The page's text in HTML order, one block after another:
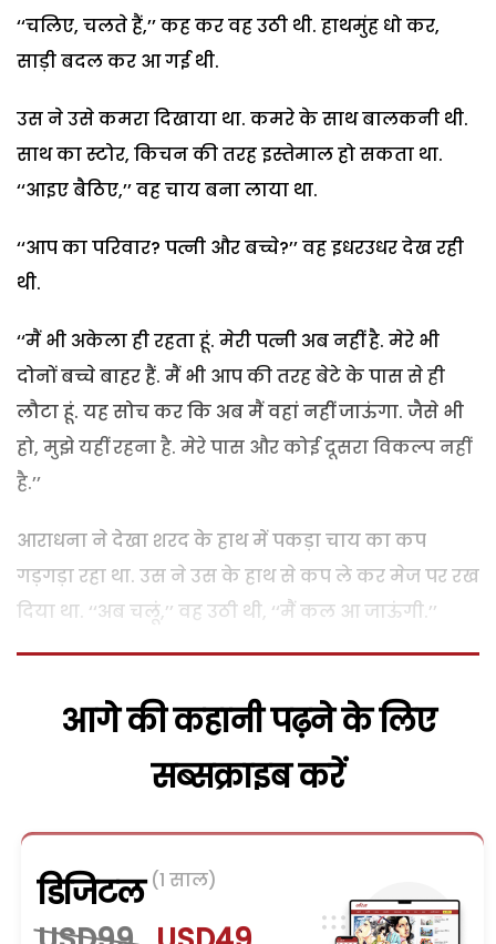
‘‘चलिए, चलते हैं,’’ कह कर वह उठी थी. हाथमुंह धो कर,
साड़ी बदल कर आ गई थी.
उस ने उसे कमरा दिखाया था. कमरे के साथ बालकनी थी.
साथ का स्टोर, किचन की तरह इस्तेमाल हो सकता था.
‘‘आइए बैठिए,’’ वह चाय बना लाया था.
‘‘आप का परिवार? पत्नी और बच्चे?’’ वह इधरउधर देख रही
थी.
‘‘मैं भी अकेला ही रहता हूं. मेरी पत्नी अब नहीं है. मेरे भी
दोनों बच्चे बाहर हैं. मैं भी आप की तरह बेटे के पास से ही
लौटा हूं. यह सोच कर कि अब मैं वहां नहीं जाऊंगा. जैसे भी
हो, मुझे यहीं रहना है. मेरे पास और कोई दूसरा विकल्प नहीं
है.’’
आराधना ने देखा शरद के हाथ में पकड़ा चाय का कप
गड़गड़ा रहा था. उस ने उस के हाथ से कप ले कर मेज पर रख
दिया था. ‘‘अब चलूं,’’ वह उठी थी, ‘‘मैं कल आ जाऊंगी.’’
आगे की कहानी पढ़ने के लिए
सब्सक्राइब करें
डिजिटल (1 साल)